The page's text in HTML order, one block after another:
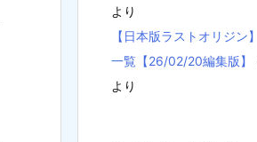
より
【日本版ラストオリジ
一覧【26/02/20編集版】
より